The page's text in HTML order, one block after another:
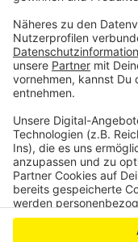
Anzeige
Anzeige
Anzeige